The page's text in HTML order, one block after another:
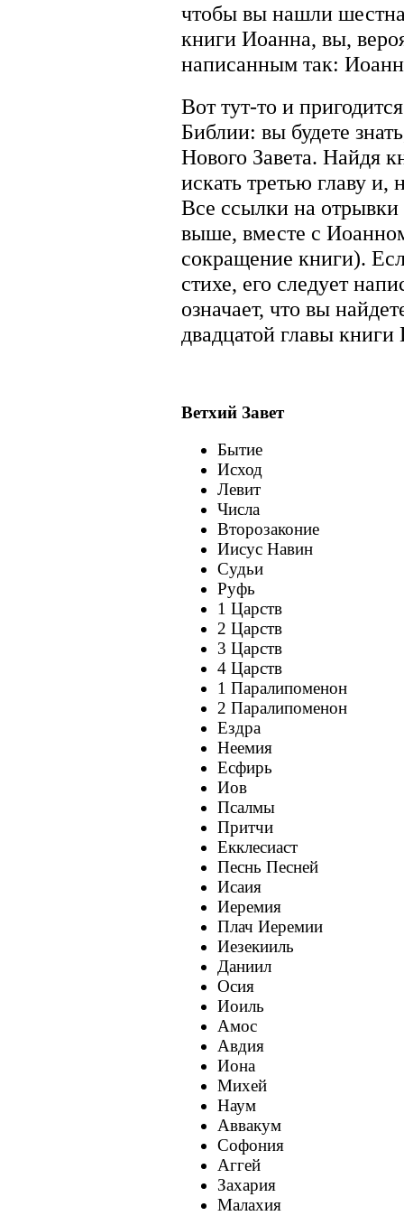
чтобы вы нашли
книги Иоанна, вы,
написанным так:
Вот тут-то и
Библии: вы будете
Нового Завета. Найдя
искать третью главу
Все ссылки на
выше, вместе с
сокращение книги).
стихе, его следует
означает, что вы
двадцатой главы
Ветхий Завет
Бытие
Исход
Левит
Числа
Второзаконие
Иисус Навин
Судьи
Руфь
1 Царств
2 Царств
3 Царств
4 Царств
1 Паралипоменон
2 Паралипоменон
Ездра
Неемия
Есфирь
Иов
Псалмы
Притчи
Екклесиаст
Песнь Песней
Исаия
Иеремия
Плач Иеремии
Иезекииль
Даниил
Осия
Иоиль
Амос
Авдия
Иона
Михей
Наум
Аввакум
Софония
Аггей
Захария
Малахия